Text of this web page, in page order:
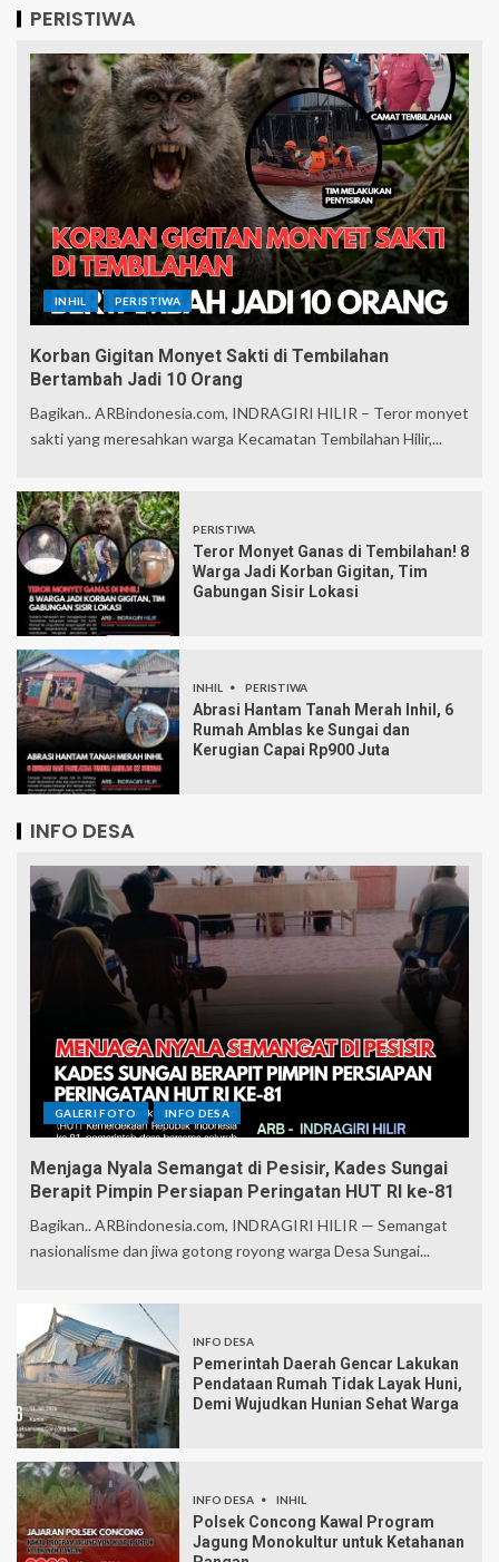
PERISTIWA
INHIL PERISTIWA
Korban Gigitan Monyet Sakti di Tembilahan
Bertambah Jadi 10 Orang
Bagikan.. ARBindonesia.com, INDRAGIRI HILIR – Teror monyet
sakti yang meresahkan warga Kecamatan Tembilahan Hilir,...
PERISTIWA
Teror Monyet Ganas di Tembilahan! 8
Warga Jadi Korban Gigitan, Tim
Gabungan Sisir Lokasi
INHIL PERISTIWA
Abrasi Hantam Tanah Merah Inhil, 6
Rumah Amblas ke Sungai dan
Kerugian Capai Rp900 Juta
INFO DESA
GALERI FOTO INFO DESA
Menjaga Nyala Semangat di Pesisir, Kades Sungai
Berapit Pimpin Persiapan Peringatan HUT RI ke-81
Bagikan.. ARBindonesia.com, INDRAGIRI HILIR — Semangat
nasionalisme dan jiwa gotong royong warga Desa Sungai...
INFO DESA
Pemerintah Daerah Gencar Lakukan
Pendataan Rumah Tidak Layak Huni,
Demi Wujudkan Hunian Sehat Warga
INFO DESA INHIL
Polsek Concong Kawal Program
Jagung Monokultur untuk Ketahanan